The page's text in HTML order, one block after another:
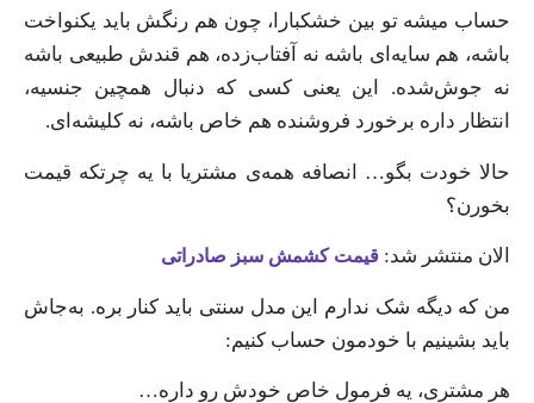
حساب میشه تو بین خشکبارا، چون هم رنگش باید یکنواخت
باشه، هم سایه‌ای باشه نه آفتاب‌زده، هم قندش طبیعی باشه
نه جوش‌شده. این یعنی کسی که دنبال همچین جنسیه،
انتظار داره برخورد فروشنده هم خاص باشه، نه کلیشه‌ای.
حالا خودت بگو… انصافه همه‌ی مشتریا با یه چرتکه قیمت
بخورن؟
الان منتشر شد: قیمت کشمش سبز صادراتی
من که دیگه شک ندارم این مدل سنتی باید کنار بره. به‌جاش
باید بشینیم با خودمون حساب کنیم:
هر مشتری، یه فرمول خاص خودش رو داره…